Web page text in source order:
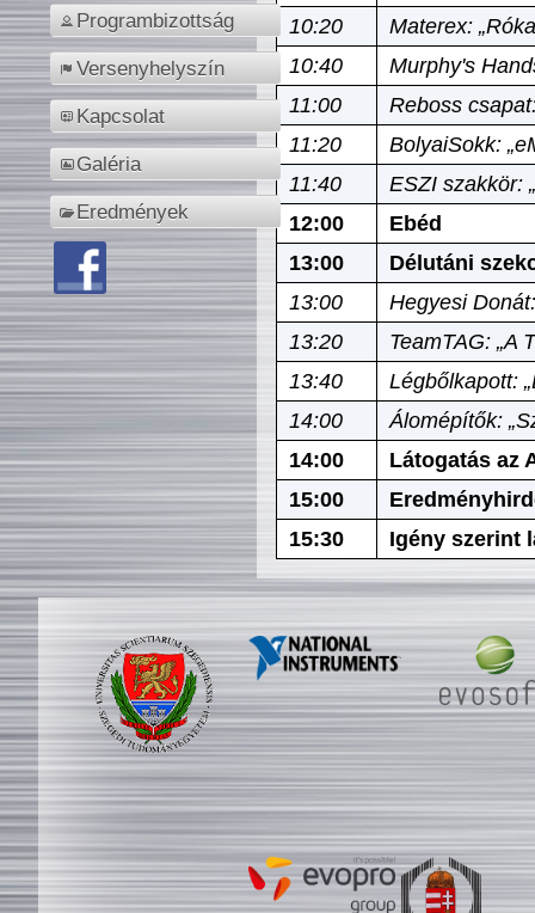
Programbizottság
Versenyhelyszín
Kapcsolat
Galéria
Eredmények
10:20
Materex:
10:40
Murphy's
11:00
Reboss
11:20
BolyaiSokk:
11:40
ESZI szakkör:
12:00
Ebéd
13:00
Délutáni
13:00
Hegyesi
13:20
TeamTAG: „A
13:40
Légbőlkapott:
14:00
Álomépítők:
14:00
Látogatás az
15:00
15:30
Igény szerint